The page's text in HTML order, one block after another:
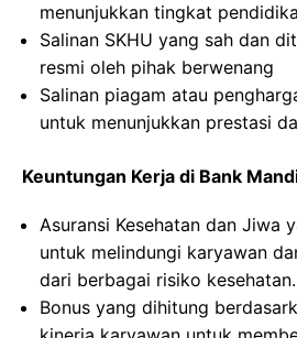
menunjukkan tingkat
Salinan SKHU yang sah dan
resmi oleh pihak berwenang
Salinan piagam atau
untuk menunjukkan prestasi
Keuntungan Kerja di Bank
Asuransi Kesehatan dan Jiwa
untuk melindungi karyawan
dari berbagai risiko kesehatan.
Bonus yang dihitung